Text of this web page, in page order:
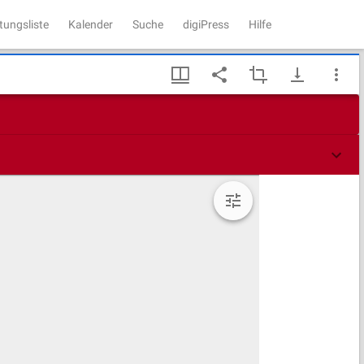
Kalender Suche digiPress Hilfe